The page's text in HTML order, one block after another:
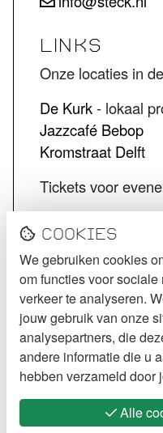
LINKS
Onze locaties in
De Kurk- lokaal
Jazzcafé Bebop
Kromstraat Delft
Tickets voor
De Kurk tickets
Jazzcafé Bebop
VOLG
Instagram
Facebook
Cookies
We gebruiken cookies
om functies voor
verkeer te analyseren.
jouw gebruik van onze
analysepartners, die
andere informatie die u
hebben verzameld door
Alle